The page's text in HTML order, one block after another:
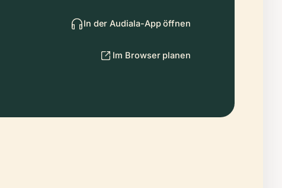
In der Audiala-App öffnen
Im Browser planen